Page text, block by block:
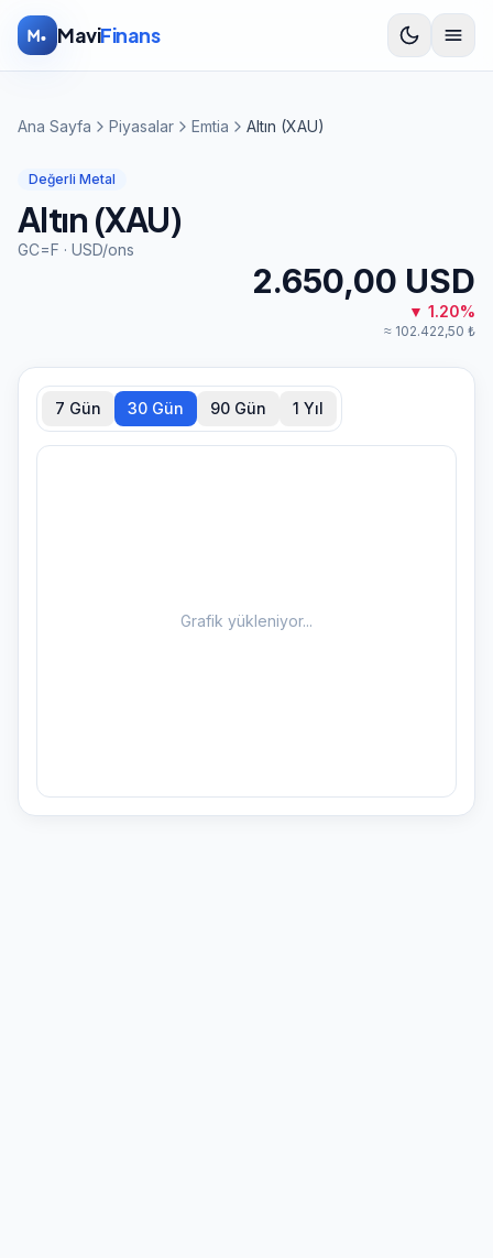
İçeriğe atla
MaviFinans
Ana Sayfa Piyasalar Emtia Altın (XAU)
Değerli Metal
Altın (XAU)
GC=F · USD/ons
2.650,00 USD
▼ 1.20%
≈ 102.422,50 ₺
7 Gün 30 Gün 90 Gün 1 Yıl
Grafik yükleniyor...